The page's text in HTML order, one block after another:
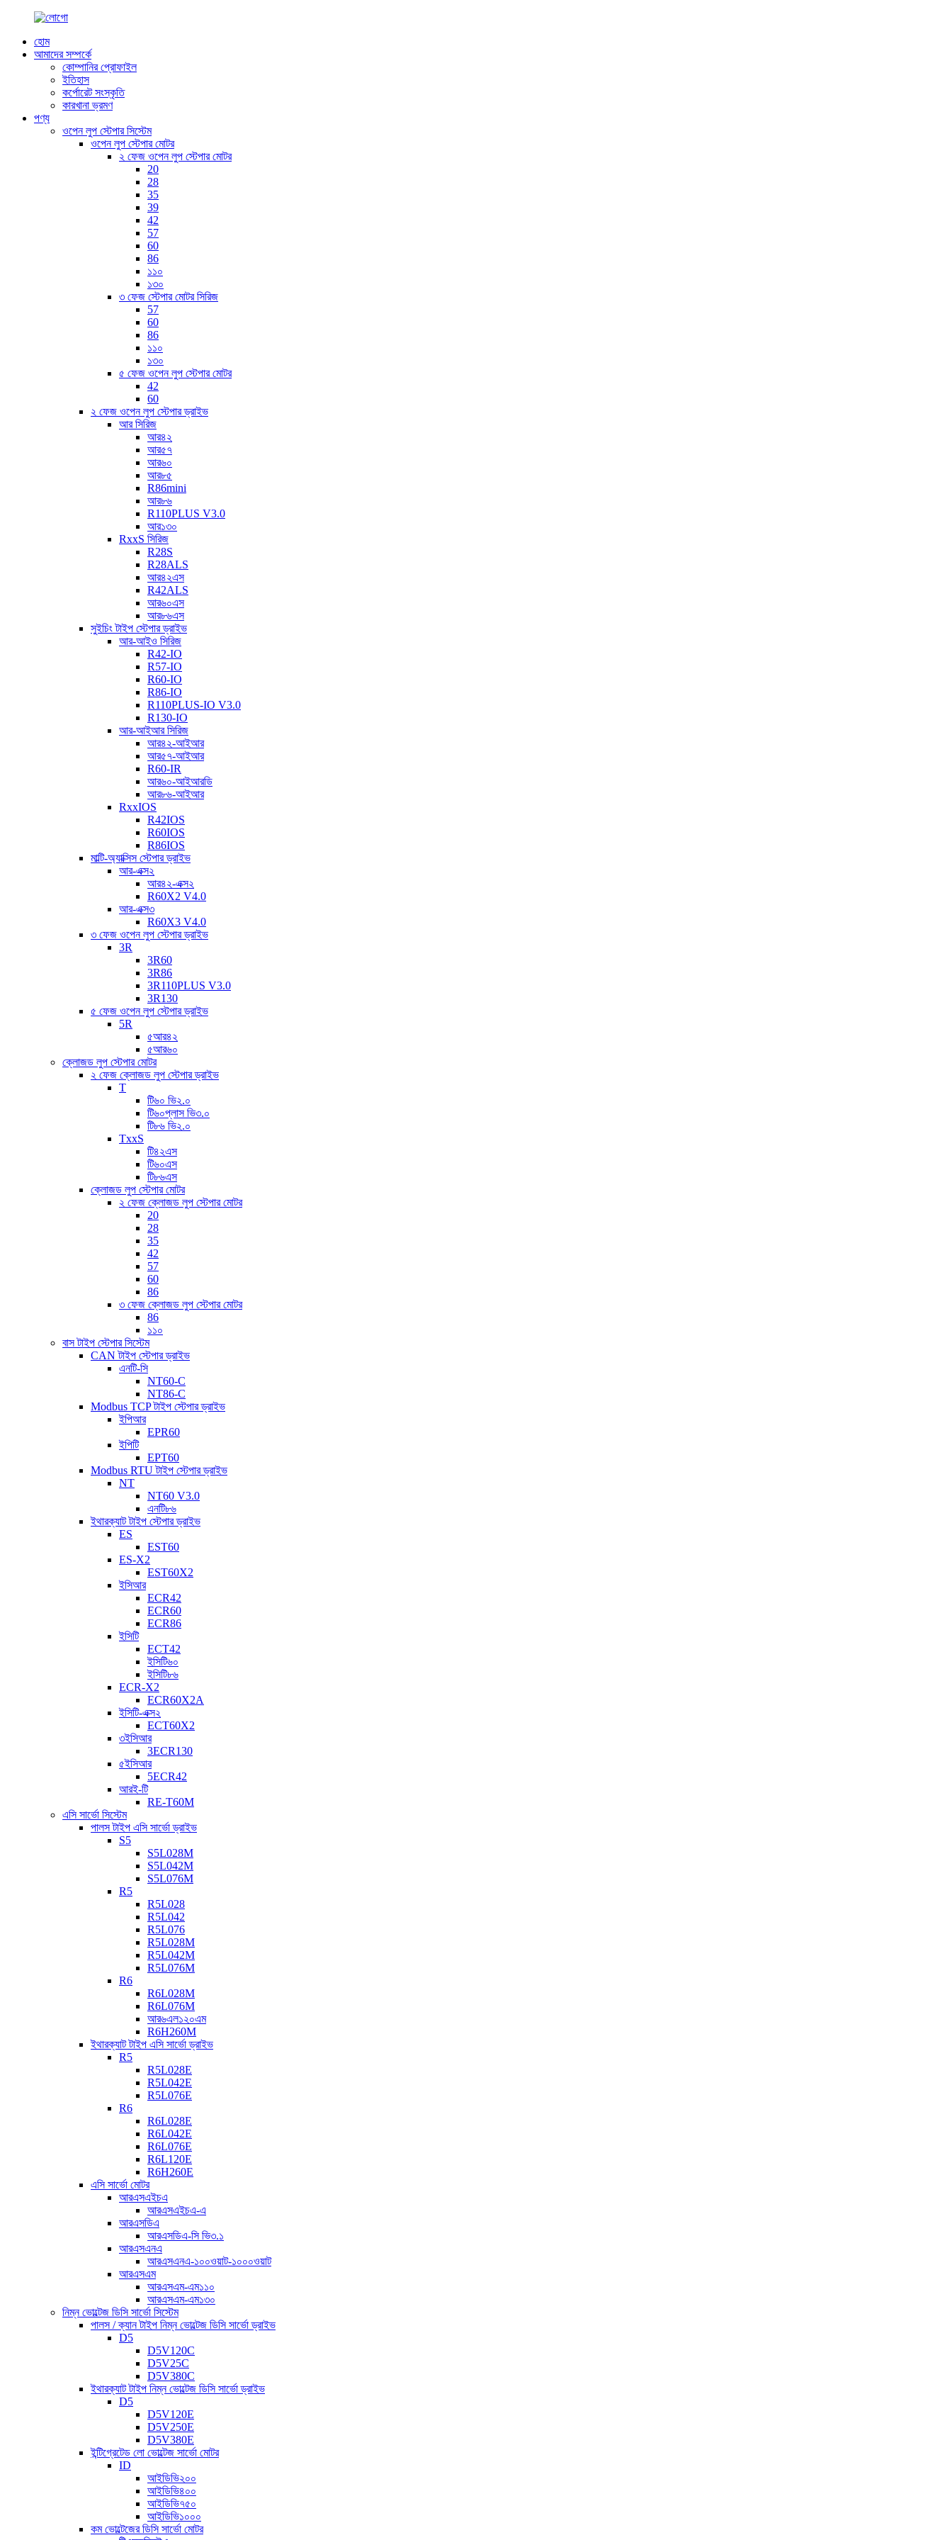
হোম
আমাদের সম্পর্কে
কোম্পানির প্রোফাইল
ইতিহাস
কর্পোরেট সংস্কৃতি
কারখানা ভ্রমণ
পণ্য
ওপেন লুপ স্টেপার সিস্টেম
ওপেন লুপ স্টেপার মোটর
২ ফেজ ওপেন লুপ স্টেপার মোটর
20
28
35
39
42
57
60
86
১১০
১৩০
৩ ফেজ স্টেপার মোটর সিরিজ
57
60
86
১১০
১৩০
৫ ফেজ ওপেন লুপ স্টেপার মোটর
42
60
২ ফেজ ওপেন লুপ স্টেপার ড্রাইভ
আর সিরিজ
আর৪২
আর৫৭
আর৬০
আর৮৫
R86mini
আর৮৬
R110PLUS V3.0
আর১৩০
RxxS সিরিজ
R28S
R28ALS
আর৪২এস
R42ALS
আর৬০এস
আর৮৬এস
সুইচিং টাইপ স্টেপার ড্রাইভ
আর-আইও সিরিজ
R42-IO
R57-IO
R60-IO
R86-IO
R110PLUS-IO V3.0
R130-IO
আর-আইআর সিরিজ
আর৪২-আইআর
আর৫৭-আইআর
R60-IR
আর৬০-আইআরডি
আর৮৬-আইআর
RxxIOS
R42IOS
R60IOS
R86IOS
মাল্টি-অ্যাক্সিস স্টেপার ড্রাইভ
আর-এক্স২
আর৪২-এক্স২
R60X2 V4.0
আর-এক্স৩
R60X3 V4.0
৩ ফেজ ওপেন লুপ স্টেপার ড্রাইভ
3R
3R60
3R86
3R110PLUS V3.0
3R130
৫ ফেজ ওপেন লুপ স্টেপার ড্রাইভ
5R
৫আর৪২
৫আর৬০
ক্লোজড লুপ স্টেপার মোটর
২ ফেজ ক্লোজড লুপ স্টেপার ড্রাইভ
T
টি৬০ ভি২.০
টি৬০প্লাস ভি৩.০
টি৮৬ ভি২.০
TxxS
টি৪২এস
টি৬০এস
টি৮৬এস
ক্লোজড লুপ স্টেপার মোটর
২ ফেজ ক্লোজড লুপ স্টেপার মোটর
20
28
35
42
57
60
86
৩ ফেজ ক্লোজড লুপ স্টেপার মোটর
86
১১০
বাস টাইপ স্টেপার সিস্টেম
CAN টাইপ স্টেপার ড্রাইভ
এনটি-সি
NT60-C
NT86-C
Modbus TCP টাইপ স্টেপার ড্রাইভ
ইপিআর
EPR60
ইপিটি
EPT60
Modbus RTU টাইপ স্টেপার ড্রাইভ
NT
NT60 V3.0
এনটি৮৬
ইথারক্যাট টাইপ স্টেপার ড্রাইভ
ES
EST60
ES-X2
EST60X2
ইসিআর
ECR42
ECR60
ECR86
ইসিটি
ECT42
ইসিটি৬০
ইসিটি৮৬
ECR-X2
ECR60X2A
ইসিটি-এক্স২
ECT60X2
৩ইসিআর
3ECR130
৫ইসিআর
5ECR42
আরই-টি
RE-T60M
এসি সার্ভো সিস্টেম
পালস টাইপ এসি সার্ভো ড্রাইভ
S5
S5L028M
S5L042M
S5L076M
R5
R5L028
R5L042
R5L076
R5L028M
R5L042M
R5L076M
R6
R6L028M
R6L076M
আর৬এল১২০এম
R6H260M
ইথারক্যাট টাইপ এসি সার্ভো ড্রাইভ
R5
R5L028E
R5L042E
R5L076E
R6
R6L028E
R6L042E
R6L076E
R6L120E
R6H260E
এসি সার্ভো মোটর
আরএসএইচএ
আরএসএইচএ-এ
আরএসডিএ
আরএসডিএ-সি ভি৩.১
আরএসএনএ
আরএসএনএ-১০০ওয়াট-১০০০ওয়াট
আরএসএম
আরএসএম-এম১১০
আরএসএম-এম১৩০
নিম্ন ভোল্টেজ ডিসি সার্ভো সিস্টেম
পালস / ক্যান টাইপ নিম্ন ভোল্টেজ ডিসি সার্ভো ড্রাইভ
D5
D5V120C
D5V25C
D5V380C
ইথারক্যাট টাইপ নিম্ন ভোল্টেজ ডিসি সার্ভো ড্রাইভ
D5
D5V120E
D5V250E
D5V380E
ইন্টিগ্রেটেড লো ভোল্টেজ সার্ভো মোটর
ID
আইডিভি২০০
আইডিভি৪০০
আইডিভি৭৫০
আইডিভি১০০০
কম ভোল্টেজের ডিসি সার্ভো মোটর